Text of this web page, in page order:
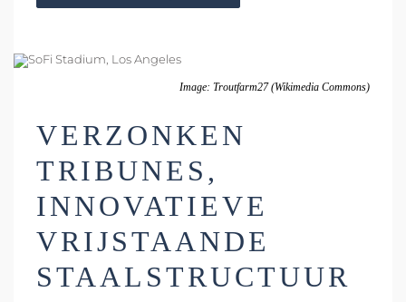
Image: Troutfarm27 (Wikimedia Commons)
VERZONKEN
TRIBUNES,
INNOVATIEVE
VRIJSTAANDE
STAALSTRUCTUUR